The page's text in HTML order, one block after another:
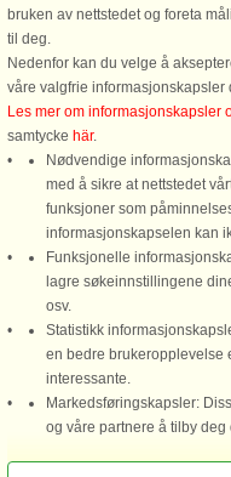
hjertet af den maleriske by
Rudkøbing, kun 10 meter fra den
lokale kirke. Lokalt kendt som
Pykmagerens hus, udstråler
ejendommen historisk ...
fra 3.545 NOK
alle hus i området.
DanCenter A/S -
bruken av nettstedet og foreta
til deg.
Nedenfor kan du velge å
våre valgfrie informasjonskapsler
Les mer om informasjonskapsler
samtycke här.
Nødvendige
med å sikre at nettstedet
funksjoner som
informasjonskapselen kan
Funksjonelle
lagre søkeinnstillingene
osv.
Statistikk
en bedre brukeropplevelse
interessante.
Markedsføringskapsler:
og våre partnere å tilby